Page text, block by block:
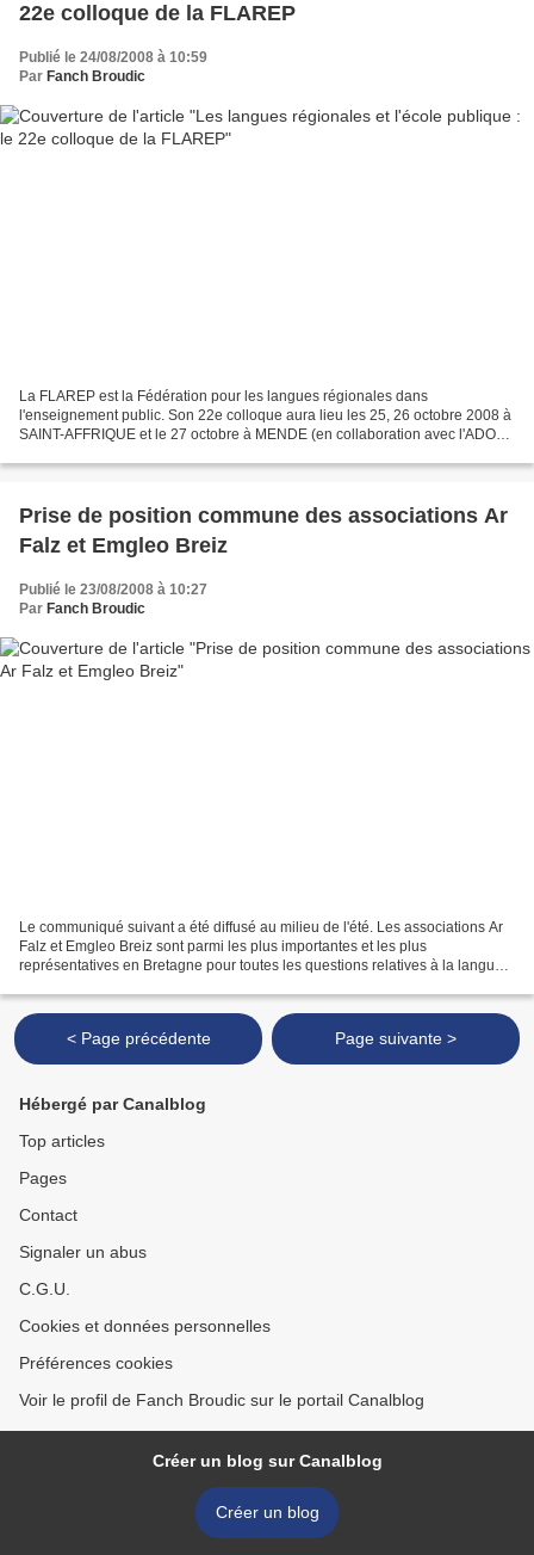
22e colloque de la FLAREP
Publié le 24/08/2008 à 10:59
Par Fanch Broudic
La FLAREP est la Fédération pour les langues régionales dans
l'enseignement public. Son 22e colloque aura lieu les 25, 26 octobre 2008 à
SAINT-AFFRIQUE et le 27 octobre à MENDE (en collaboration avec l'ADOC).
Prise de position commune des associations Ar
Falz et Emgleo Breiz
Publié le 23/08/2008 à 10:27
Par Fanch Broudic
Le communiqué suivant a été diffusé au milieu de l'été. Les associations Ar
Falz et Emgleo Breiz sont parmi les plus importantes et les plus
représentatives en Bretagne pour toutes les questions relatives à la langue
< Page précédente Page suivante >
Hébergé par Canalblog
Top articles
Pages
Contact
Signaler un abus
C.G.U.
Cookies et données personnelles
Préférences cookies
Voir le profil de Fanch Broudic sur le portail Canalblog
Créer un blog sur Canalblog
Créer un blog